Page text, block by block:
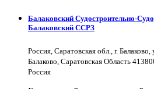
Балаковский Судостроительно-
Балаковский ССРЗ
Россия, Саратовская обл., г.
Балаково, Саратовская Область
Россия